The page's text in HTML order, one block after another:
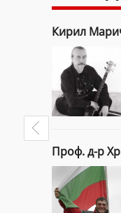
Кирил
Проф. д-р